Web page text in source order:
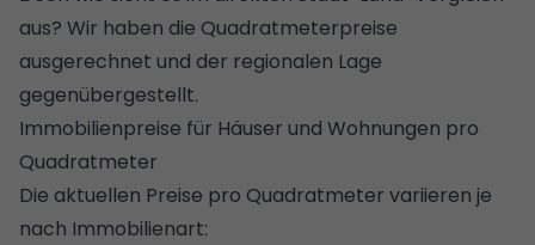
aus? Wir haben die Quadratmeterpreise
ausgerechnet und der regionalen Lage
gegenübergestellt.
Immobilienpreise für Häuser und Wohnungen pro
Quadratmeter
Die aktuellen Preise pro Quadratmeter variieren je
nach Immobilienart: